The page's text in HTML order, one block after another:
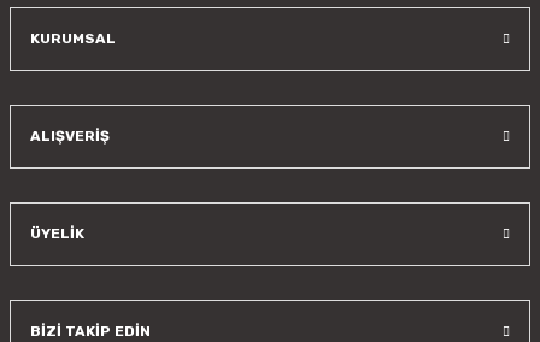
KURUMSAL
ALIŞVERİŞ
ÜYELİK
BİZİ TAKİP EDİN